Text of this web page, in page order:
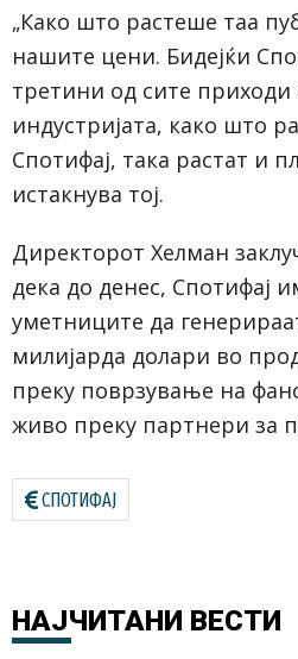
„Како што растеше таа
нашите цени. Бидејќи
третини од сите приходи
индустријата, како што
Спотифај, така растат и
истакнува тој.
Директорот Хелман
дека до денес, Спотифај
уметниците да
милијарда долари во
преку поврзување на
живо преку партнери за
СПОТИФАЈ
НАЈЧИТАНИ ВЕСТИ